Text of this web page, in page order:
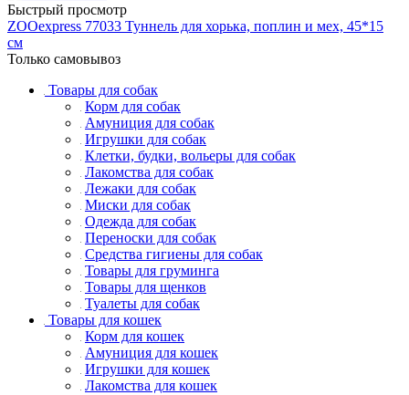
Быстрый просмотр
ZOOexpress 77033 Туннель для хорька, поплин и мех, 45*15
см
Только самовывоз
Товары для собак
Корм для собак
Амуниция для собак
Игрушки для собак
Клетки, будки, вольеры для собак
Лакомства для собак
Лежаки для собак
Миски для собак
Одежда для собак
Переноски для собак
Средства гигиены для собак
Товары для груминга
Товары для щенков
Туалеты для собак
Товары для кошек
Корм для кошек
Амуниция для кошек
Игрушки для кошек
Лакомства для кошек